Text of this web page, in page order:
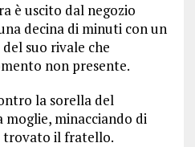
è uscito dal negozio
decina di minuti con un
suo rivale che
non presente.
la sorella del
minacciando di
trovato il fratello.